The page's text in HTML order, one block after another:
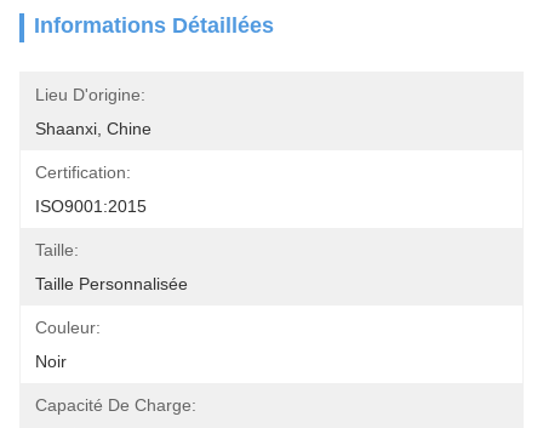
Informations Détaillées
Lieu D'origine:
Shaanxi, Chine
Certification:
ISO9001:2015
Taille:
Taille Personnalisée
Couleur:
Noir
Capacité De Charge: